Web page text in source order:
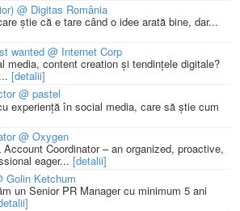
@ Digitas România
știe că e tare când o idee arată bine, dar...
wanted @ Internet Corp
media, content creation și tendințele digitale?
[detalii]
@ pastel
experiență în social media, care să știe cum
@ Oxygen
Account Coordinator – an organized, proactive,
eager... [detalii]
Golin Ketchum
un Senior PR Manager cu minimum 5 ani